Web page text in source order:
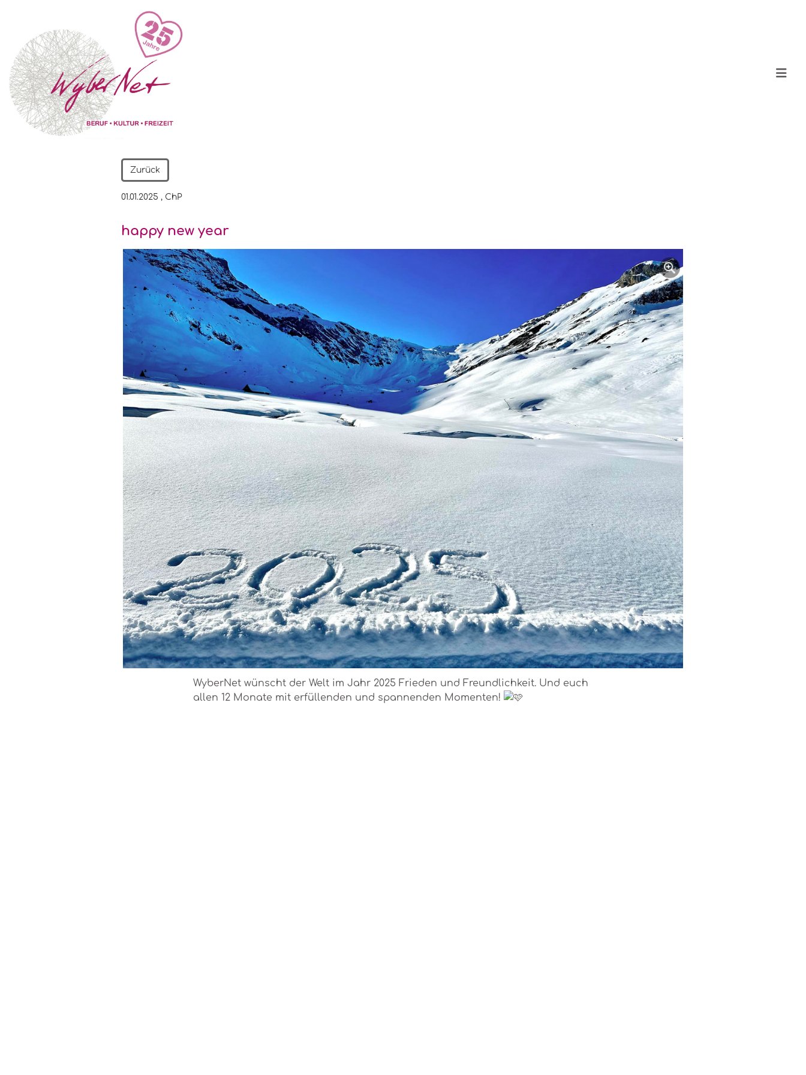
Zurück
01.01.2025 , ChP
happy new year
WyberNet wünscht der Welt im Jahr 2025 Frieden und Freundlichkeit. Und euch
allen 12 Monate mit erfüllenden und spannenden Momenten!